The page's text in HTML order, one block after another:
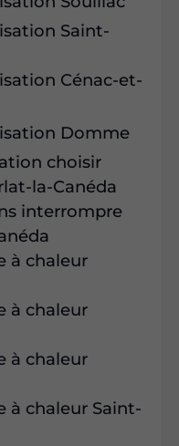
Saint-
Cénac-et-
Domme
choisir
la-Canéda
interrompre
à chaleur
à chaleur
à chaleur
à chaleur Saint-